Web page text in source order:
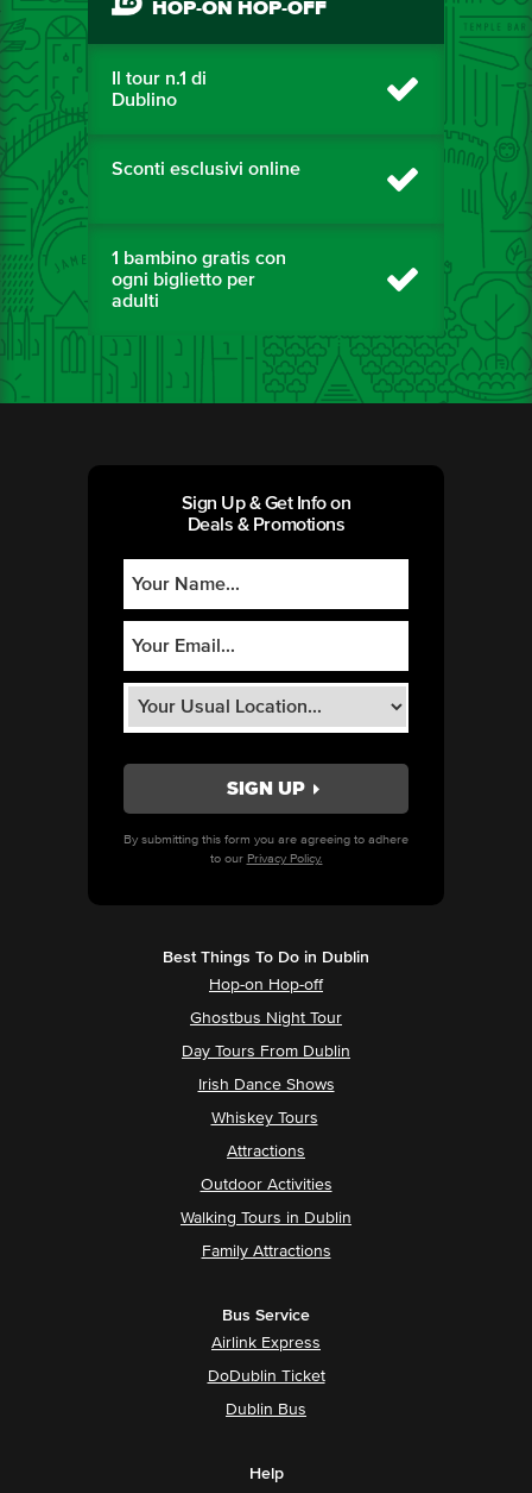
HOP-ON HOP-OFF
Il tour n.1 di
Dublino
Sconti esclusivi online
1 bambino gratis con
ogni biglietto per
adulti
Sign Up & Get Info on
Deals & Promotions
By submitting this form you are agreeing to adhere
to our Privacy Policy.
Best Things To Do in Dublin
Hop-on Hop-off
Ghostbus Night Tour
Day Tours From Dublin
Irish Dance Shows
Whiskey Tours
Attractions
Outdoor Activities
Walking Tours in Dublin
Family Attractions
Bus Service
Airlink Express
DoDublin Ticket
Dublin Bus
Help